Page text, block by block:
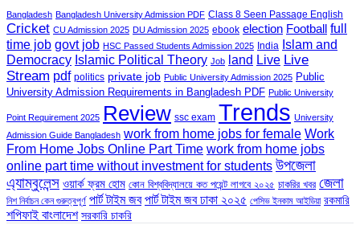
Bangladesh Bangladesh University Admission PDF Class 8 Seen Passage English
Cricket CU Admission 2025 DU Admission 2025 ebook election Football full
time job govt job HSC Passed Students Admission 2025 India Islam and
Democracy Islamic Political Theory Job land Live Live
Stream pdf politics private job Public University Admission 2025 Public
University Admission Requirements in Bangladesh PDF Public University
Point Requirement 2025 Review ssc exam Trends University
Admission Guide Bangladesh work from home jobs for female Work
From Home Jobs Online Part Time work from home jobs
online part time without investment for students উপজেলা
এ্যাম্বুলেন্স ওয়ার্ক ফ্রম হোম কোন বিশ্ববিদ্যালয়ে কত পয়েন্ট লাগবে ২০২৫ চাকরির খবর জেলা
নিশ নির্বাচন কেন গুরুত্বপূর্ণ পার্ট টাইম জব পার্ট টাইম জব ঢাকা ২০২৫ পেসিভ ইনকাম আইডিয়া রকমারি
শপিফাই বাংলাদেশ সরকারি চাকরি